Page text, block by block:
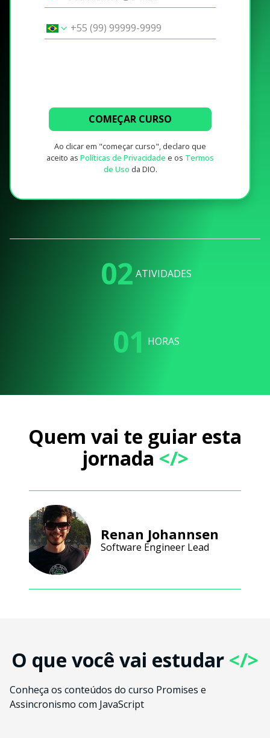
COMEÇAR CURSO
Ao clicar em "começar curso", declaro que
aceito as Políticas de Privacidade e os Termos
de Uso da DIO.
02 ATIVIDADES
01 HORAS
Quem vai te guiar esta
jornada </>
Renan Johannsen
Software Engineer Lead
O que você vai estudar </>
Conheça os conteúdos do curso Promises e
Assincronismo com JavaScript